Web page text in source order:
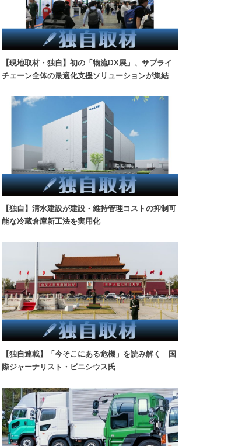
【現地取材・独自】初の「物流DX展」、サプライ
チェーン全体の最適化支援ソリューションが集結
【独自】清水建設が建設・維持管理コストの抑制可
能な冷蔵倉庫新工法を実用化
【独自連載】「今そこにある危機」を読み解く 国
際ジャーナリスト・ビニシウス氏